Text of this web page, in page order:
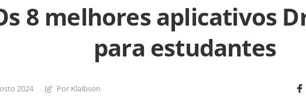
8 melhores aplicativos
para estudantes
2024 Por Klaibson